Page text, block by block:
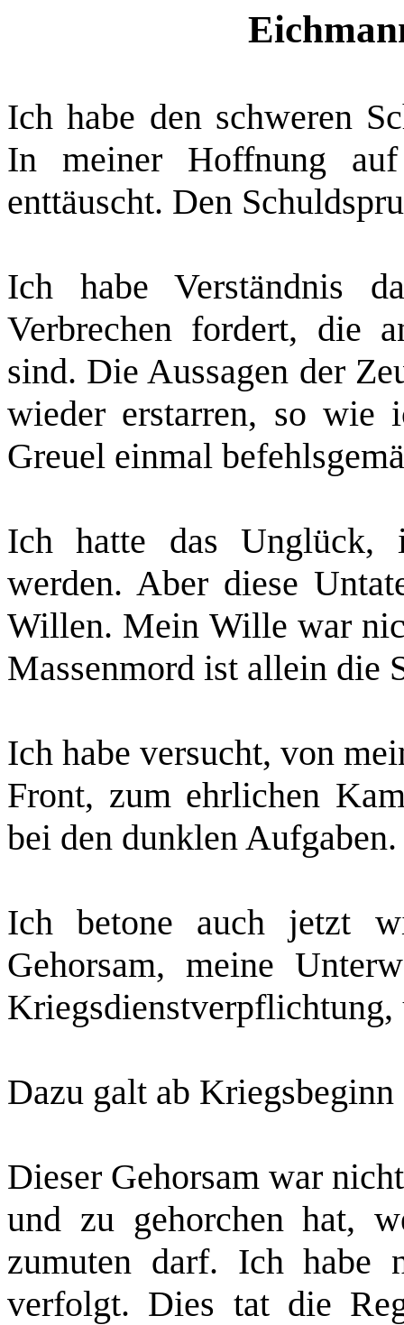
Ich habe den schweren
In meiner Hoffnung
enttäuscht. Den
Ich habe Verständnis
Verbrechen fordert, die
sind. Die Aussagen der
wieder erstarren, so
Greuel einmal
Ich hatte das Unglück,
werden. Aber diese
Willen. Mein Wille war
Massenmord ist allein die
Ich habe versucht, von
Front, zum ehrlichen
bei den dunklen Aufgaben.
Ich betone auch jetzt
Gehorsam, meine
Kriegsdienstverpflichtung,
Dazu galt ab Kriegsbeginn
Dieser Gehorsam war
und zu gehorchen hat,
zumuten darf. Ich habe
verfolgt. Dies tat die